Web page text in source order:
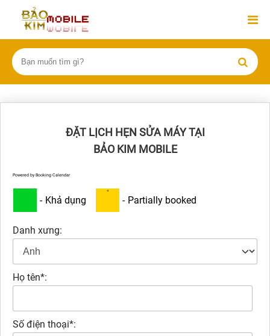
ĐẶT LỊCH HẸN SỬA MÁY TẠI
BẢO KIM MOBILE
Powered by Booking Calendar
- Khả dụng
·
- Partially booked
Danh xưng:
Họ tên*:
Số điện thoại*: